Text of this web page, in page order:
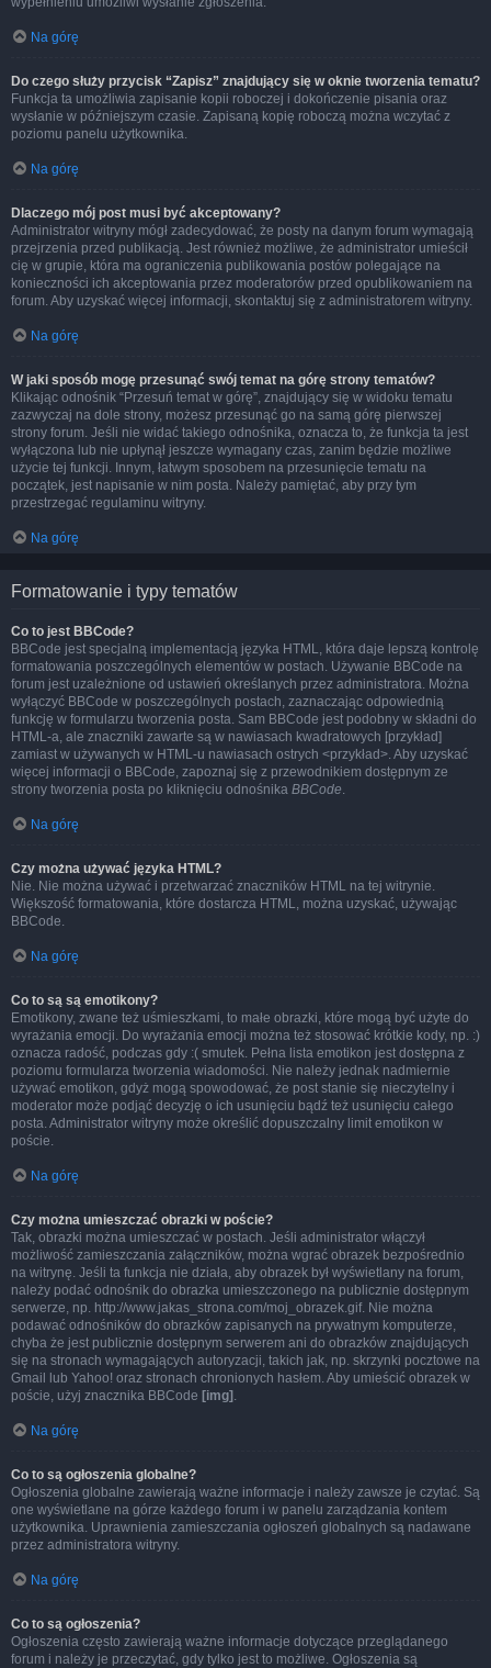
Na górę
Do czego służy przycisk “Zapisz” znajdujący się w oknie tworzenia tematu?
Funkcja ta umożliwia zapisanie kopii roboczej i dokończenie pisania oraz
wysłanie w późniejszym czasie. Zapisaną kopię roboczą można wczytać z
poziomu panelu użytkownika.
Na górę
Dlaczego mój post musi być akceptowany?
Administrator witryny mógł zadecydować, że posty na danym forum wymagają
przejrzenia przed publikacją. Jest również możliwe, że administrator umieścił
cię w grupie, która ma ograniczenia publikowania postów polegające na
konieczności ich akceptowania przez moderatorów przed opublikowaniem na
forum. Aby uzyskać więcej informacji, skontaktuj się z administratorem witryny.
Na górę
W jaki sposób mogę przesunąć swój temat na górę strony tematów?
Klikając odnośnik “Przesuń temat w górę”, znajdujący się w widoku tematu
zazwyczaj na dole strony, możesz przesunąć go na samą górę pierwszej
strony forum. Jeśli nie widać takiego odnośnika, oznacza to, że funkcja ta jest
wyłączona lub nie upłynął jeszcze wymagany czas, zanim będzie możliwe
użycie tej funkcji. Innym, łatwym sposobem na przesunięcie tematu na
początek, jest napisanie w nim posta. Należy pamiętać, aby przy tym
przestrzegać regulaminu witryny.
Na górę
Formatowanie i typy tematów
Co to jest BBCode?
BBCode jest specjalną implementacją języka HTML, która daje lepszą kontrolę
formatowania poszczególnych elementów w postach. Używanie BBCode na
forum jest uzależnione od ustawień określanych przez administratora. Można
wyłączyć BBCode w poszczególnych postach, zaznaczając odpowiednią
funkcję w formularzu tworzenia posta. Sam BBCode jest podobny w składni do
HTML-a, ale znaczniki zawarte są w nawiasach kwadratowych [przykład]
zamiast w używanych w HTML-u nawiasach ostrych <przykład>. Aby uzyskać
więcej informacji o BBCode, zapoznaj się z przewodnikiem dostępnym ze
strony tworzenia posta po kliknięciu odnośnika BBCode.
Na górę
Czy można używać języka HTML?
Nie. Nie można używać i przetwarzać znaczników HTML na tej witrynie.
Większość formatowania, które dostarcza HTML, można uzyskać, używając
BBCode.
Na górę
Co to są są emotikony?
Emotikony, zwane też uśmieszkami, to małe obrazki, które mogą być użyte do
wyrażania emocji. Do wyrażania emocji można też stosować krótkie kody, np. :)
oznacza radość, podczas gdy :( smutek. Pełna lista emotikon jest dostępna z
poziomu formularza tworzenia wiadomości. Nie należy jednak nadmiernie
używać emotikon, gdyż mogą spowodować, że post stanie się nieczytelny i
moderator może podjąć decyzję o ich usunięciu bądź też usunięciu całego
posta. Administrator witryny może określić dopuszczalny limit emotikon w
poście.
Na górę
Czy można umieszczać obrazki w poście?
Tak, obrazki można umieszczać w postach. Jeśli administrator włączył
możliwość zamieszczania załączników, można wgrać obrazek bezpośrednio
na witrynę. Jeśli ta funkcja nie działa, aby obrazek był wyświetlany na forum,
należy podać odnośnik do obrazka umieszczonego na publicznie dostępnym
serwerze, np. http://www.jakas_strona.com/moj_obrazek.gif. Nie można
podawać odnośników do obrazków zapisanych na prywatnym komputerze,
chyba że jest publicznie dostępnym serwerem ani do obrazków znajdujących
się na stronach wymagających autoryzacji, takich jak, np. skrzynki pocztowe na
Gmail lub Yahoo! oraz stronach chronionych hasłem. Aby umieścić obrazek w
poście, użyj znacznika BBCode [img] .
Na górę
Co to są ogłoszenia globalne?
Ogłoszenia globalne zawierają ważne informacje i należy zawsze je czytać. Są
one wyświetlane na górze każdego forum i w panelu zarządzania kontem
użytkownika. Uprawnienia zamieszczania ogłoszeń globalnych są nadawane
przez administratora witryny.
Na górę
Co to są ogłoszenia?
Ogłoszenia często zawierają ważne informacje dotyczące przeglądanego
forum i należy je przeczytać, gdy tylko jest to możliwe. Ogłoszenia są